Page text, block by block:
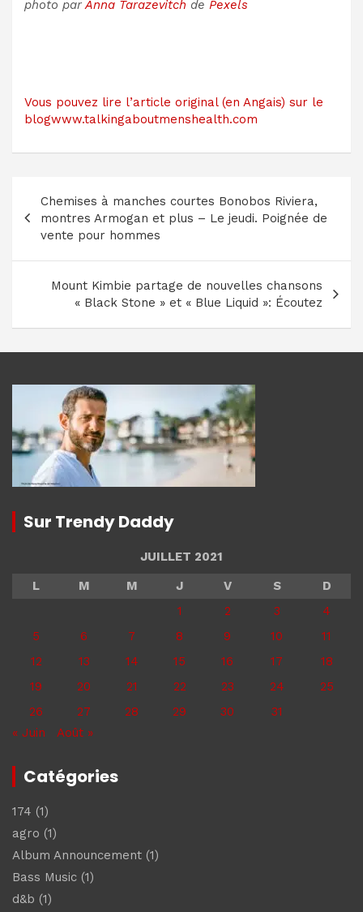
photo parAnna Tarazevitch de Pexels
Vous pouvez lire l’article original (en Angais) sur le
blogwww.talkingaboutmenshealth.com
Navigation
de
l’article
Chemises à manches courtes Bonobos Riviera,
montres Armogan et plus – Le jeudi. Poignée de
vente pour hommes
Mount Kimbie partage de nouvelles chansons
« Black Stone » et « Blue Liquid »: Écoutez
Sur Trendy Daddy
JUILLET 2021
L
M M J V S
D
1
2 3
4
5
6 7 8 9 10
11
12
13 14 15 16 17
18
19
20 21 22 23 24
25
26
27 28 29 30
31
« Juin
Août »
Catégories
174 (1)
agro (1)
Album Announcement (1)
Bass Music (1)
d&b (1)